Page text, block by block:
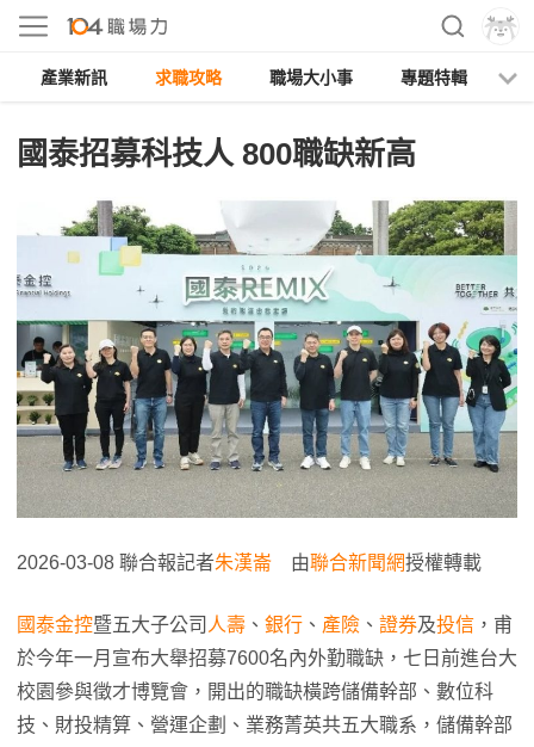
產業新訊 求職攻略 職場大小事 專題特輯
國泰招募科技人 800職缺新高
2026-03-08 聯合報記者朱漢崙 由聯合新聞網授權轉載
國泰金控暨五大子公司 人壽 、 銀行 、 產險 、 證券及投信 ，甫
於今年一月宣布大舉招募7600名內外勤職缺，七日前進台大
校園參與徵才博覽會，開出的職缺橫跨儲備幹部、數位科
技、財投精算、營運企劃、業務菁英共五大職系，儲備幹部